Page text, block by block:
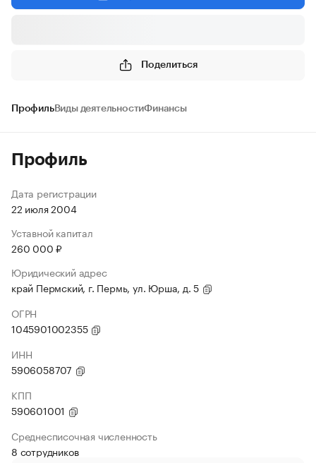
Поделиться
ПрофильВиды деятельностиФинансы
Профиль
Дата регистрации
22 июля 2004
Уставной капитал
260 000 ₽
Юридический адрес
край Пермский, г. Пермь, ул. Юрша, д. 5
ОГРН
1045901002355
ИНН
5906058707
КПП
590601001
Среднесписочная численность
8 сотрудников